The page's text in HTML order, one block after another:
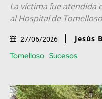
La víctima fue atendida
al Hospital de Tomelloso
27/06/2026 Jesús
Tomelloso Sucesos